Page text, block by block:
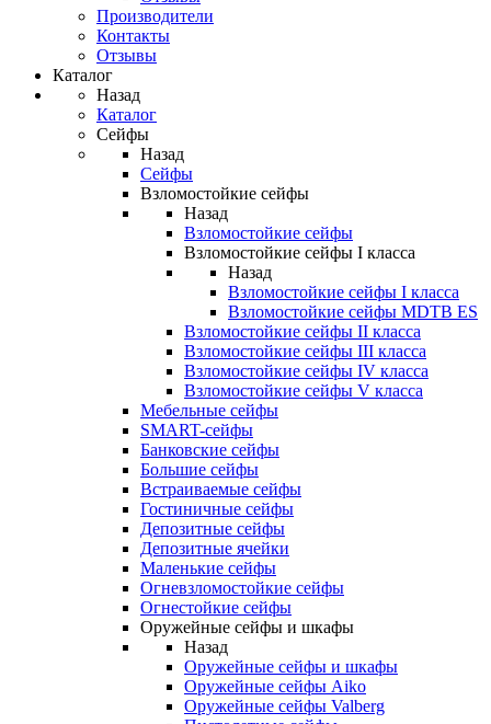
Производители
Контакты
Отзывы
Каталог
Назад
Каталог
Сейфы
Назад
Сейфы
Взломостойкие сейфы
Назад
Взломостойкие сейфы
Взломостойкие сейфы I класса
Назад
Взломостойкие сейфы I класса
Взломостойкие сейфы MDTB ES
Взломостойкие сейфы II класса
Взломостойкие сейфы III класса
Взломостойкие сейфы IV класса
Взломостойкие сейфы V класса
Мебельные сейфы
SMART-сейфы
Банковские сейфы
Большие сейфы
Встраиваемые сейфы
Гостиничные сейфы
Депозитные сейфы
Депозитные ячейки
Маленькие сейфы
Огневзломостойкие сейфы
Огнестойкие сейфы
Оружейные сейфы и шкафы
Назад
Оружейные сейфы и шкафы
Оружейные сейфы Aiko
Оружейные сейфы Valberg